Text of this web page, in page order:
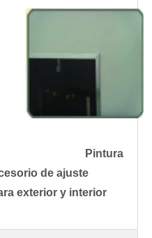
Pintura
de ajuste
exterior y interior